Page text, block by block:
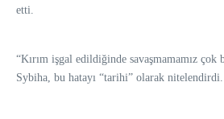
etti.
“Kırım işgal edildiğinde savaşmamamız çok
Sybiha, bu hatayı “tarihi” olarak nitelendirdi.